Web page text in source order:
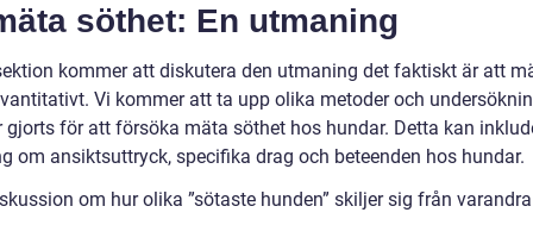
söthet: En utmaning
kommer att diskutera den utmaning det faktiskt är att
Vi kommer att ta upp olika metoder och
gjorts för att försöka mäta söthet hos hundar. Detta kan
om ansiktsuttryck, specifika drag och beteenden hos hundar.
om hur olika ”sötaste hunden” skiljer sig från varandra